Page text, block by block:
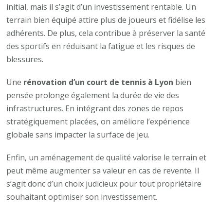
initial, mais il s’agit d’un investissement rentable. Un
terrain bien équipé attire plus de joueurs et fidélise les
adhérents. De plus, cela contribue à préserver la santé
des sportifs en réduisant la fatigue et les risques de
blessures.
Une rénovation d’un court de tennis à Lyon bien
pensée prolonge également la durée de vie des
infrastructures. En intégrant des zones de repos
stratégiquement placées, on améliore l’expérience
globale sans impacter la surface de jeu.
Enfin, un aménagement de qualité valorise le terrain et
peut même augmenter sa valeur en cas de revente. Il
s’agit donc d’un choix judicieux pour tout propriétaire
souhaitant optimiser son investissement.